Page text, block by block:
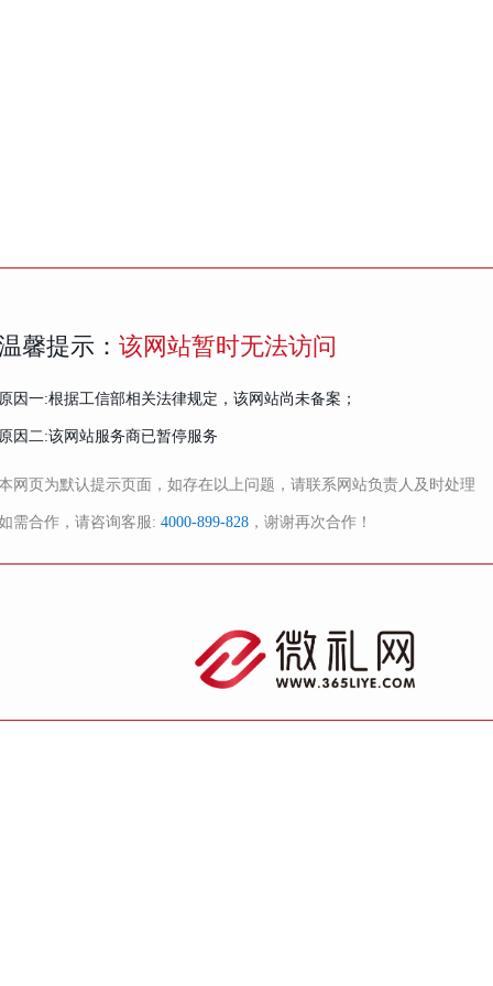
馨提示： 该网站暂时无法访问
因一:根据工信部相关法律规定，该网站尚未备案；
因二:该网站服务商已暂停服务
网页为默认提示页面，如存在以上问题，请联系网站负责人及时处理
需合作，请咨询客服: 4000-899-828 ，谢谢再次合作！